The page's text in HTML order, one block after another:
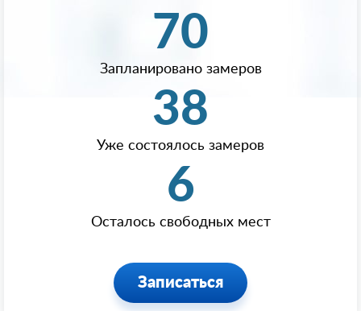
70
Запланировано замеров
38
Уже состоялось замеров
6
Осталось свободных мест
Записаться